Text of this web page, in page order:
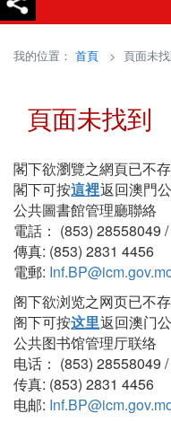
我的位置： 首頁 > 頁面未
頁面未找到
閣下欲瀏覽之網頁已不存
閣下可按這裡返回澳門
公共圖書館管理廳聯絡
電話： (853) 28558049
傳真: (853) 2831 4456
電郵:
阁下欲浏览之网页已不存
阁下可按这里返回澳门
公共图书馆管理厅联络
电话： (853) 28558049
传真: (853) 2831 4456
电邮: